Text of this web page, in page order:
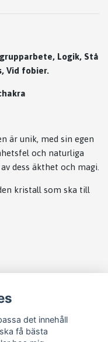
Logik, Stå
Vid fobier.
är unik, med sin egen
och naturliga
dess äkthet och magi.
kristall som ska till
det innehåll
få bästa